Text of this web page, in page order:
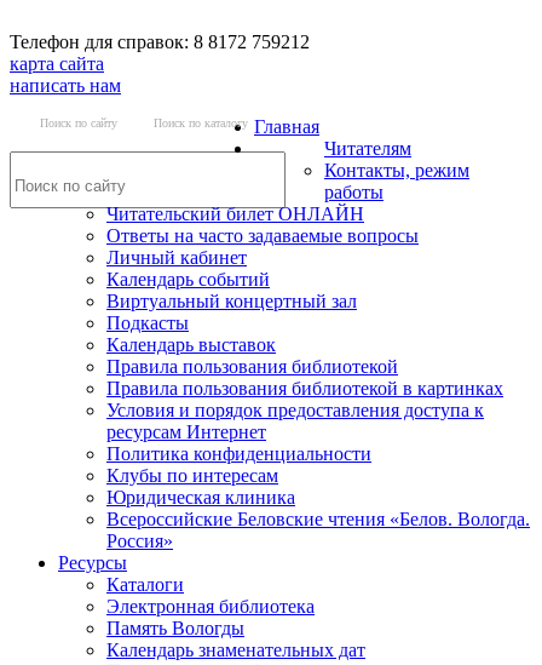
Телефон для справок: 8 8172 759212
карта сайта
написать нам
Поиск по сайту Поиск по каталогу Главная
Читателям
Контакты, режим
работы
Читательский билет ОНЛАЙН
Ответы на часто задаваемые вопросы
Личный кабинет
Календарь событий
Виртуальный концертный зал
Подкасты
Календарь выставок
Правила пользования библиотекой
Правила пользования библиотекой в картинках
Условия и порядок предоставления доступа к
ресурсам Интернет
Политика конфиденциальности
Клубы по интересам
Юридическая клиника
Всероссийские Беловские чтения «Белов. Вологда.
Россия»
Ресурсы
Каталоги
Электронная библиотека
Память Вологды
Календарь знаменательных дат